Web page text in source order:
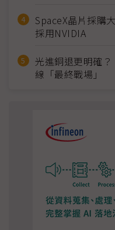
SpaceX晶片採購
採用NVIDIA
光進銅退更明確
線「最終戰場」